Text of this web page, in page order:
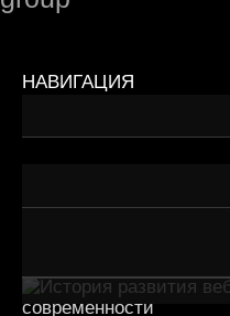
НАВИГАЦИЯ